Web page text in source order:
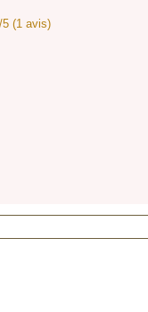
5 (1 avis)